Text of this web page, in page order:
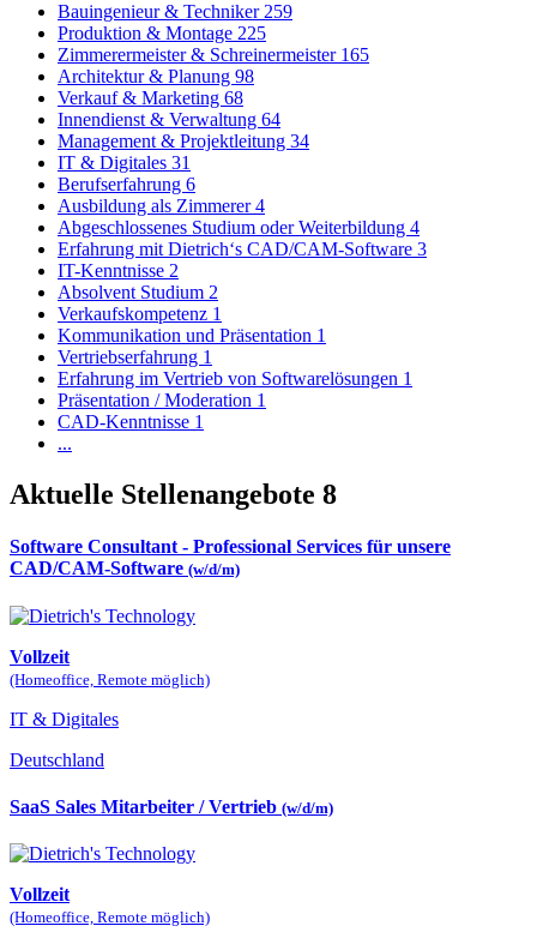
Bauingenieur & Techniker 259
Produktion & Montage 225
Zimmerermeister & Schreinermeister 165
Architektur & Planung 98
Verkauf & Marketing 68
Innendienst & Verwaltung 64
Management & Projektleitung 34
IT & Digitales 31
Berufserfahrung 6
Ausbildung als Zimmerer4
Abgeschlossenes Studium oder Weiterbildung 4
Erfahrung mit Dietrich‘s CAD/CAM-Software 3
IT-Kenntnisse 2
Absolvent Studium 2
Verkaufskompetenz 1
Kommunikation und Präsentation 1
Vertriebserfahrung 1
Erfahrung im Vertrieb von Softwarelösungen 1
Präsentation / Moderation 1
CAD-Kenntnisse 1
...
Aktuelle Stellenangebote 8
Software Consultant - Professional Services für unsere
CAD/CAM-Software (w/d/m)
Vollzeit
(Homeoffice, Remote möglich)
IT & Digitales
Deutschland
SaaS Sales Mitarbeiter / Vertrieb (w/d/m)
Vollzeit
(Homeoffice, Remote möglich)